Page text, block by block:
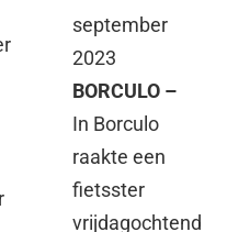
september
2023
BORCULO –
In Borculo
raakte een
fietsster
vrijdagochtend